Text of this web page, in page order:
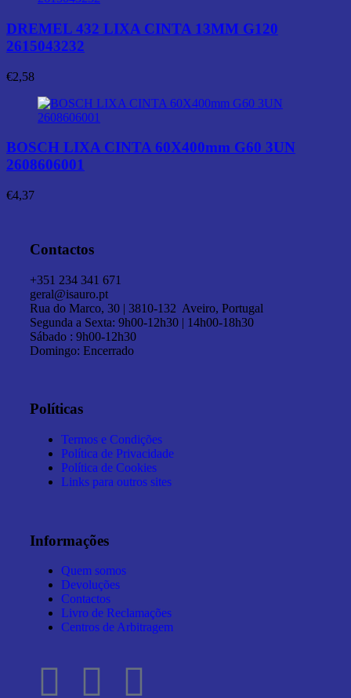
DREMEL 432 LIXA CINTA 13MM G120
2615043232
€2,58
BOSCH LIXA CINTA 60X400mm G60 3UN
2608606001
€4,37
Contactos
+351 234 341 671
geral@isauro.pt
Rua do Marco, 30 | 3810-132 Aveiro, Portugal
Segunda a Sexta: 9h00-12h30 | 14h00-18h30
Sábado : 9h00-12h30
Domingo: Encerrado
Políticas
Termos e Condições
Política de Privacidade
Política de Cookies
Links para outros sites
Informações
Quem somos
Devoluções
Contactos
Livro de Reclamações
Centros de Arbitragem